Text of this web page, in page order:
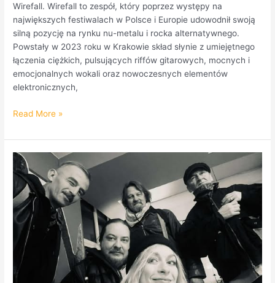
Wirefall. Wirefall to zespół, który poprzez występy na
największych festiwalach w Polsce i Europie udowodnił swoją
silną pozycję na rynku nu-metalu i rocka alternatywnego.
Powstały w 2023 roku w Krakowie skład słynie z umiejętnego
łączenia ciężkich, pulsujących riffów gitarowych, mocnych i
emocjonalnych wokali oraz nowoczesnych elementów
elektronicznych,
Read More »
Kapela
Szczupaki
w
Radio
Praga.
PODCAST!